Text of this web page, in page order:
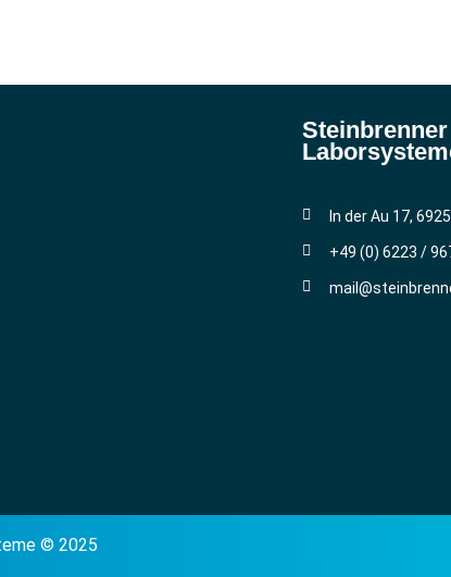
In der Au 17,
+49 (0) 6223 /
© 2025